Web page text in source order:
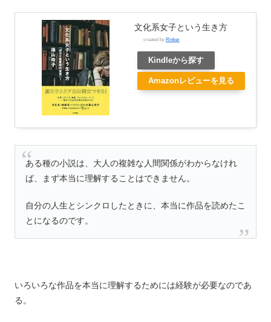
文化系女子という生き方
created by Rinker
Kindleから探す
Amazonレビューを見る
ある種の小説は、大人の複雑な人間関係がわからなけれ
ば、まず本当に理解することはできません。
自分の人生とシンクロしたときに、本当に作品を読めたこ
とになるのです。
いろいろな作品を本当に理解するためには経験が必要なのであ
る。